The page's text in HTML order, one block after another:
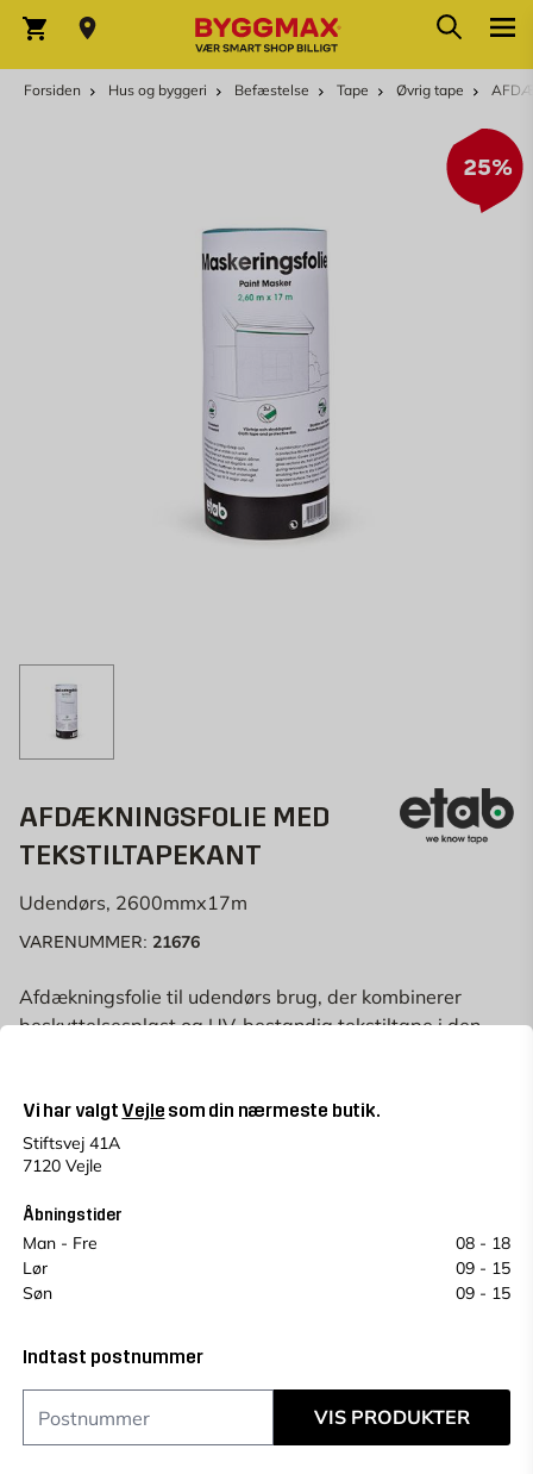
Vi har valgt Vejle som din nærmeste butik.
Stiftsvej 41A
7120 Vejle
Åbningstider
Man - Fre
08 - 18
Lør
09 - 15
Søn
09 - 15
Indtast postnummer
VIS PRODUKTER
Indkøbskurv Søg
Forsiden Hus og byggeri Befæstelse Tape Øvrig tape
25%
AFDÆKNINGSFOLIE MED
TEKSTILTAPEKANT
Udendørs, 2600mmx17m
VARENUMMER: 21676
Afdækningsfolie til udendørs brug, der kombinerer
beskyttelsesplast og UV-bestandig tekstiltape i den
Vælg en alternativ for at se antal
Prisen kan variere fra butik til butik.
Et plukkegebyr på 49 kr vil blive tilføjet på vores
Indtastpostnummer
111,75 kr./m2
111,75